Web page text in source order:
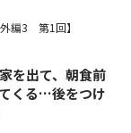
外編3 第1回】
を出て、朝食前
くる…後をつけ